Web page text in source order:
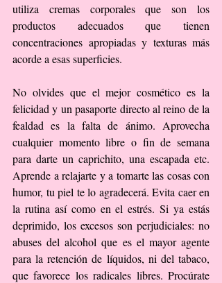
utiliza cremas corporales que son los
productos adecuados que tienen
concentraciones apropiadas y texturas más
acorde a esas superficies.
No olvides que el mejor cosmético es la
felicidad y un pasaporte directo al reino de la
fealdad es la falta de ánimo. Aprovecha
cualquier momento libre o fin de semana
para darte un caprichito, una escapada etc.
Aprende a relajarte y a tomarte las cosas con
humor, tu piel te lo agradecerá. Evita caer en
la rutina así como en el estrés. Si ya estás
deprimido, los excesos son perjudiciales: no
abuses del alcohol que es el mayor agente
para la retención de líquidos, ni del tabaco,
que favorece los radicales libres. Procúrate